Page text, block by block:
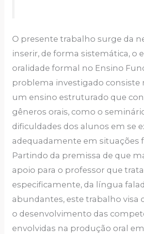
O presente trabalho surge da
inserir, de forma sistemática, o
oralidade formal no Ensino
problema investigado consiste
um ensino estruturado que
gêneros orais, como o
dificuldades dos alunos em se
adequadamente em situações
Partindo da premissa de que
apoio para o professor que
especificamente, da língua
abundantes, este trabalho visa
o desenvolvimento das
envolvidas na produção oral